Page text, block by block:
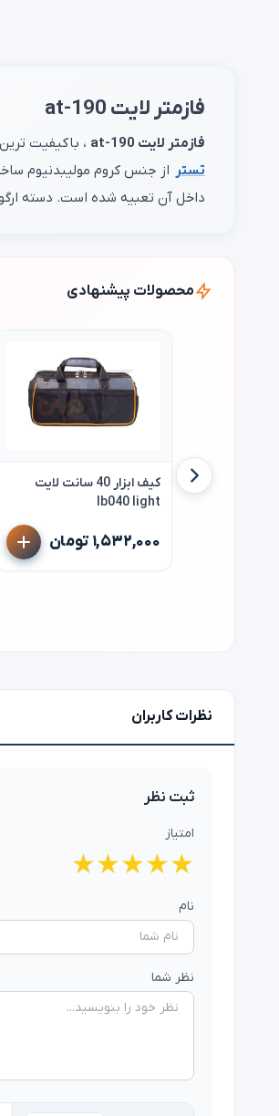
فازمتر لایت at-190
فازمتر لایت at-190 ، با کیفیت
تستر
داخل آن تعبیه شده است. دسته
محصولات پیشنهادی
کیف ابزار 40 سانت لایت
lb040 light
۱,۵۳۲,۰۰۰ تومان
نظرات کاربران
ثبت نظر
امتیاز
★
★
★
★
★
نام
نظر شما